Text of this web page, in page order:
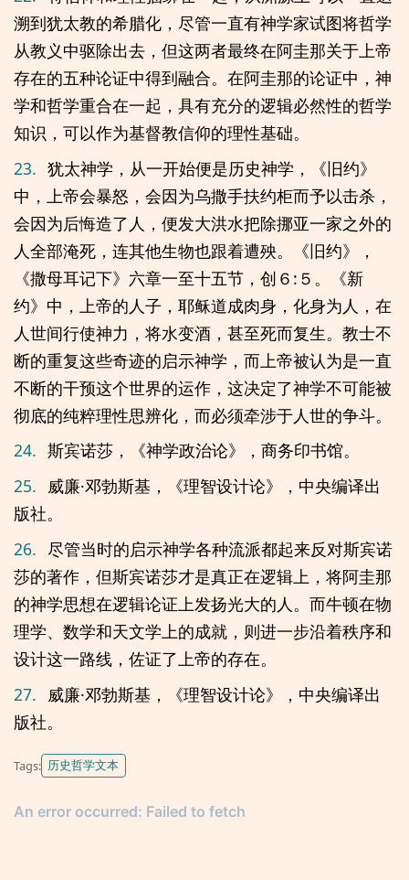
溯到犹太教的希腊化，尽管一直有神学家试图将哲学
从教义中驱除出去，但这两者最终在阿圭那关于上帝
存在的五种论证中得到融合。在阿圭那的论证中，神
学和哲学重合在一起，具有充分的逻辑必然性的哲学
知识，可以作为基督教信仰的理性基础。
23. 犹太神学，从一开始便是历史神学，《旧约》
中，上帝会暴怒，会因为乌撒手扶约柜而予以击杀，
会因为后悔造了人，便发大洪水把除挪亚一家之外的
人全部淹死，连其他生物也跟着遭殃。《旧约》，
《撒母耳记下》六章一至十五节，创６:５。《新
约》中，上帝的人子，耶稣道成肉身，化身为人，在
人世间行使神力，将水变酒，甚至死而复生。教士不
断的重复这些奇迹的启示神学，而上帝被认为是一直
不断的干预这个世界的运作，这决定了神学不可能被
彻底的纯粹理性思辨化，而必须牵涉于人世的争斗。
24. 斯宾诺莎，《神学政治论》，商务印书馆。
25. 威廉·邓勃斯基，《理智设计论》，中央编译出
版社。
26. 尽管当时的启示神学各种流派都起来反对斯宾诺
莎的著作，但斯宾诺莎才是真正在逻辑上，将阿圭那
的神学思想在逻辑论证上发扬光大的人。而牛顿在物
理学、数学和天文学上的成就，则进一步沿着秩序和
设计这一路线，佐证了上帝的存在。
27.
威廉·邓勃斯基，《理智设计论》，中央编译出
版社。
Tags: 历史哲学文本